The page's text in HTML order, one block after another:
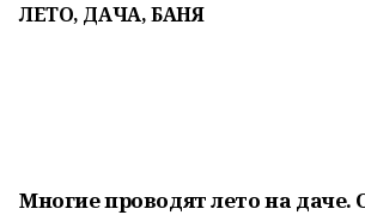
ЛЕТО, ДАЧА, БАНЯ
Многие проводят лето на даче.